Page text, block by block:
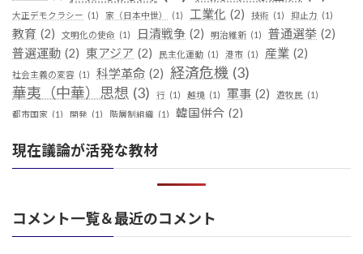
大正デモクラシー (1) 家（日本中世） (1) 工業化 (2) 技術 (1) 抑止力 (1)
教育 (2) 文明化の使命 (1) 日清戦争 (2) 明治維新 (1) 普通選挙 (2)
普選運動 (2) 東アジア (2) 民主化運動 (1) 港市 (1) 産業 (2)
社会主義の変容 (1) 科学革命 (2) 経済危機 (3)
華夷（中華）思想 (3) 行 (1) 越境 (1) 軍事 (2) 遊牧民 (1)
都市国家 (1) 開発 (1) 階層制組織 (1) 韓国併合 (2)
現在議論が活発な教材
コメント一覧＆最近のコメント